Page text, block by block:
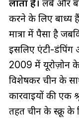
लाता है। लंबे और
करने के लिए बाध्य
मात्रा में पैसा है
इसलिए एंटी-डंपिंग
2009 में यूरोज़ोन के
विशेषकर चीन के
कार्रवाइयों की
तहत चीन के स्क्रू के